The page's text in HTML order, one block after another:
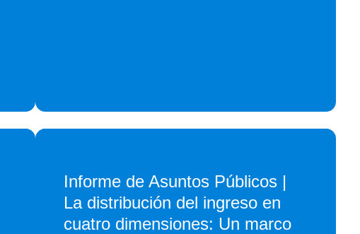
Informe de Asuntos Públicos |
La distribución del ingreso en
cuatro dimensiones: Un marco